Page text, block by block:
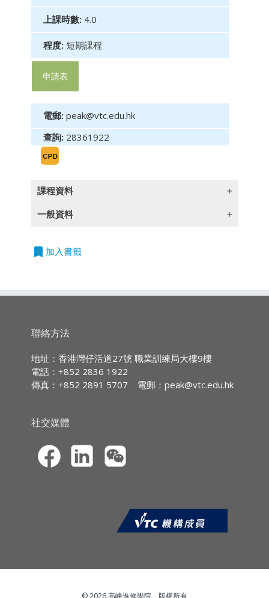
上課時數: 4.0
程度: 短期課程
申請表
電郵: peak@vtc.edu.hk
查詢: 28361922
課程資料
此課程的目的提升物業管理提升物業管理主任的
巧
認識溝通誤區及成功密碼，掌握有影響力
的溝通方法
各類同事及客人進行高效應對
了解不同需求層次及激勵因子，提升同事
一般資料
授課語言
持續專業進修(CPD)/
PMSA CPD Hours: 4 Non-core
bookmark 加入書籤
聯絡方法
地址：香港灣仔活道27號 職業訓練局大樓9樓
電話：+852 2836 1922
傳真：+852 2891 5707
電郵： peak@vtc.edu.hk
社交媒體
© 2026 高峰進修學院。版權所有